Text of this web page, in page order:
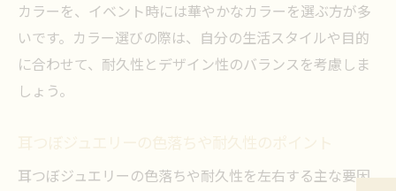
カラーを、イベント時には華やかなカラーを選ぶ方が多
いです。カラー選びの際は、自分の生活スタイルや目的
に合わせて、耐久性とデザイン性のバランスを考慮しま
しょう。
耳つぼジュエリーの色落ちや耐久性のポイント
耳つぼジュエリーの色落ちや耐久性を左右する主な要因